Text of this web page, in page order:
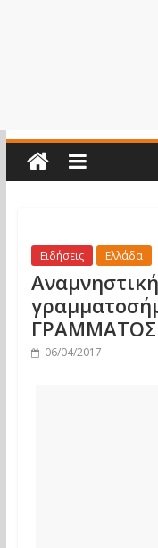
Ειδήσεις Ελλάδα
06/04/2017